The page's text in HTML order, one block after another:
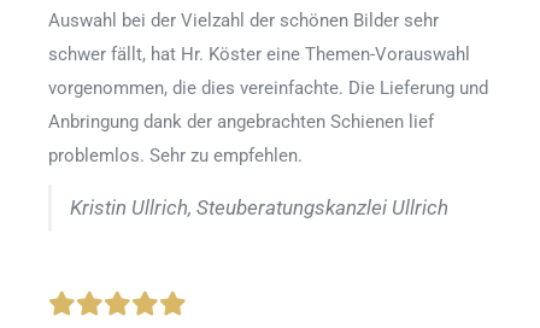
Auswahl bei der Vielzahl der schönen Bilder sehr
schwer fällt, hat Hr. Köster eine Themen-Vorauswahl
vorgenommen, die dies vereinfachte. Die Lieferung und
Anbringung dank der angebrachten Schienen lief
problemlos. Sehr zu empfehlen.
Kristin Ullrich, Steuberatungskanzlei Ullrich